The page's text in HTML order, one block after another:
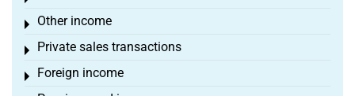
Other income
Toggle menu
Private sales transactions
Toggle menu
Foreign income
Toggle menu